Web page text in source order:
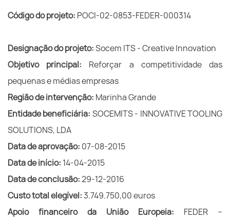
Código do projeto: POCI-02-0853-FEDER-000314
Designação do projeto:Socem ITS - Creative Innovation
Objetivo principal: Reforçar a competitividade das
pequenas e médias empresas
Região de intervenção: Marinha Grande
Entidade beneficiária: SOCEMITS - INNOVATIVE TOOLING
SOLUTIONS, LDA
Data de aprovação: 07-08-2015
Data de início: 14-04-2015
Data de conclusão:29-12-2016
Custo total elegível:3.749.750,00 euros
Apoio financeiro da União Europeia: FEDER –